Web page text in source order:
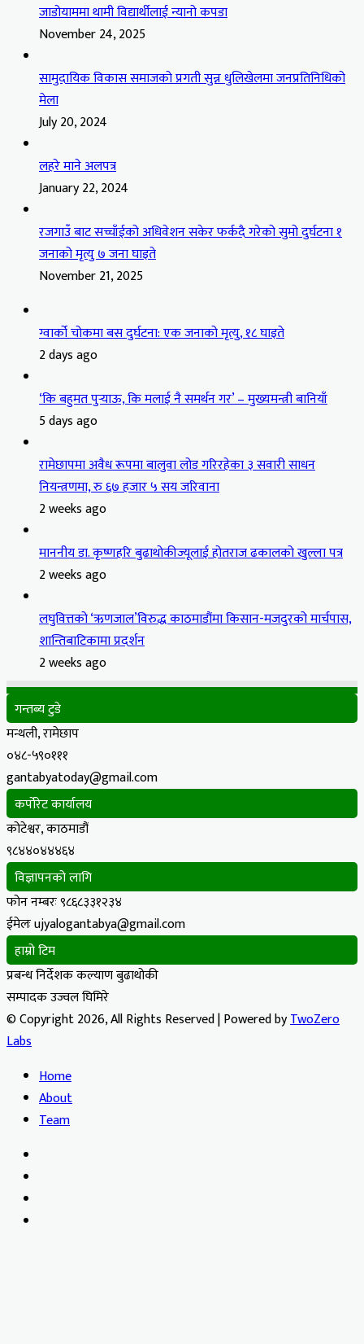
जाडोयाममा थामी विद्यार्थीलाई न्यानो कपडा
November 24, 2025
सामुदायिक विकास समाजको प्रगती सुन्न धुलिखेलमा जनप्रतिनिधिको
मेला
July 20, 2024
लहरे माने अलपत्र
January 22, 2024
रजगाउँ बाट सच्चाँईको अधिवेशन सकेर फर्कदै गरेको सुमो दुर्घटना १
जनाको मृत्यु ७ जना घाइते
November 21, 2025
ग्वार्को चोकमा बस दुर्घटना: एक जनाको मृत्यु, १८ घाइते
2 days ago
‘कि बहुमत पुर्‍याऊ, कि मलाई नै समर्थन गर’ – मुख्यमन्त्री बानियाँ
5 days ago
रामेछापमा अवैध रूपमा बालुवा लोड गरिरहेका ३ सवारी साधन
नियन्त्रणमा, रु ६७ हजार ५ सय जरिवाना
2 weeks ago
माननीय डा. कृष्णहरि बुढाथोकीज्यूलाई होतराज ढकालको खुल्ला पत्र
2 weeks ago
लघुवित्तको ‘ऋणजाल’विरुद्ध काठमाडौंमा किसान-मजदुरको मार्चपास,
शान्तिबाटिकामा प्रदर्शन
2 weeks ago
गन्तब्य टुडे
मन्थली, रामेछाप
०४८-५९०१११
gantabyatoday@gmail.com
कर्पोरेट कार्यालय
कोटेश्वर, काठमाडौं
९८४४०४४४६४
विज्ञापनको लागि
फोन नम्बरः ९८६८३३१२३४
ईमेलः ujyalogantabya@gmail.com
हाम्रो टिम
प्रबन्ध निर्देशक कल्याण बुढाथोकी
सम्पादक उज्वल घिमिरे
© Copyright 2026, All Rights Reserved | Powered byTwoZero
Labs
Home
About
Team